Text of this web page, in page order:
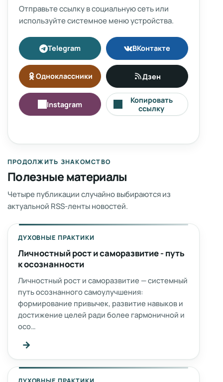
Отправьте ссылку в социальную сеть или
используйте системное меню устройства.
Telegram ВКонтакте
Одноклассники Дзен
Instagram
Копировать
ссылку
ПРОДОЛЖИТЬ ЗНАКОМСТВО
Полезные материалы
Четыре публикации случайно выбираются из
актуальной RSS-ленты новостей.
ДУХОВНЫЕ ПРАКТИКИ
Личностный рост и саморазвитие - путь
к осознанности
Личностный рост и саморазвитие — системный
путь осознанного самоулучшения:
формирование привычек, развитие навыков и
достижение целей ради более гармоничной и
осо…
→